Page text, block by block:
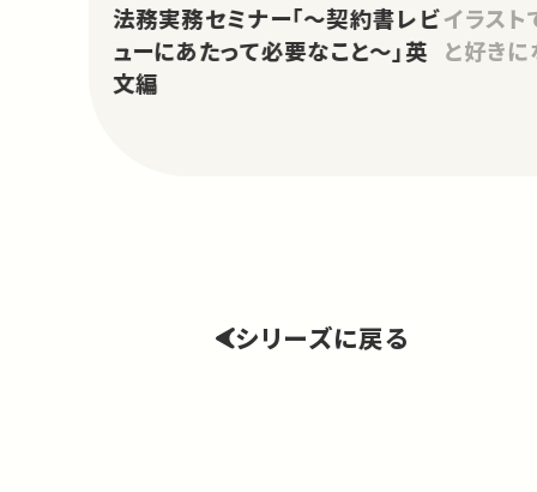
法務実務セミナー「～契約書レビ
ューにあたって必要なこと～」英
文編
イラスト
と好き
シリーズに戻る